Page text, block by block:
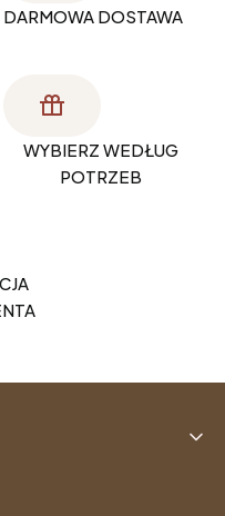
DARMOWA DOSTAWA
WYBIERZ WEDŁUG
POTRZEB